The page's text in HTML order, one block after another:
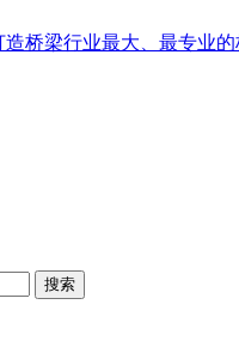
搜索